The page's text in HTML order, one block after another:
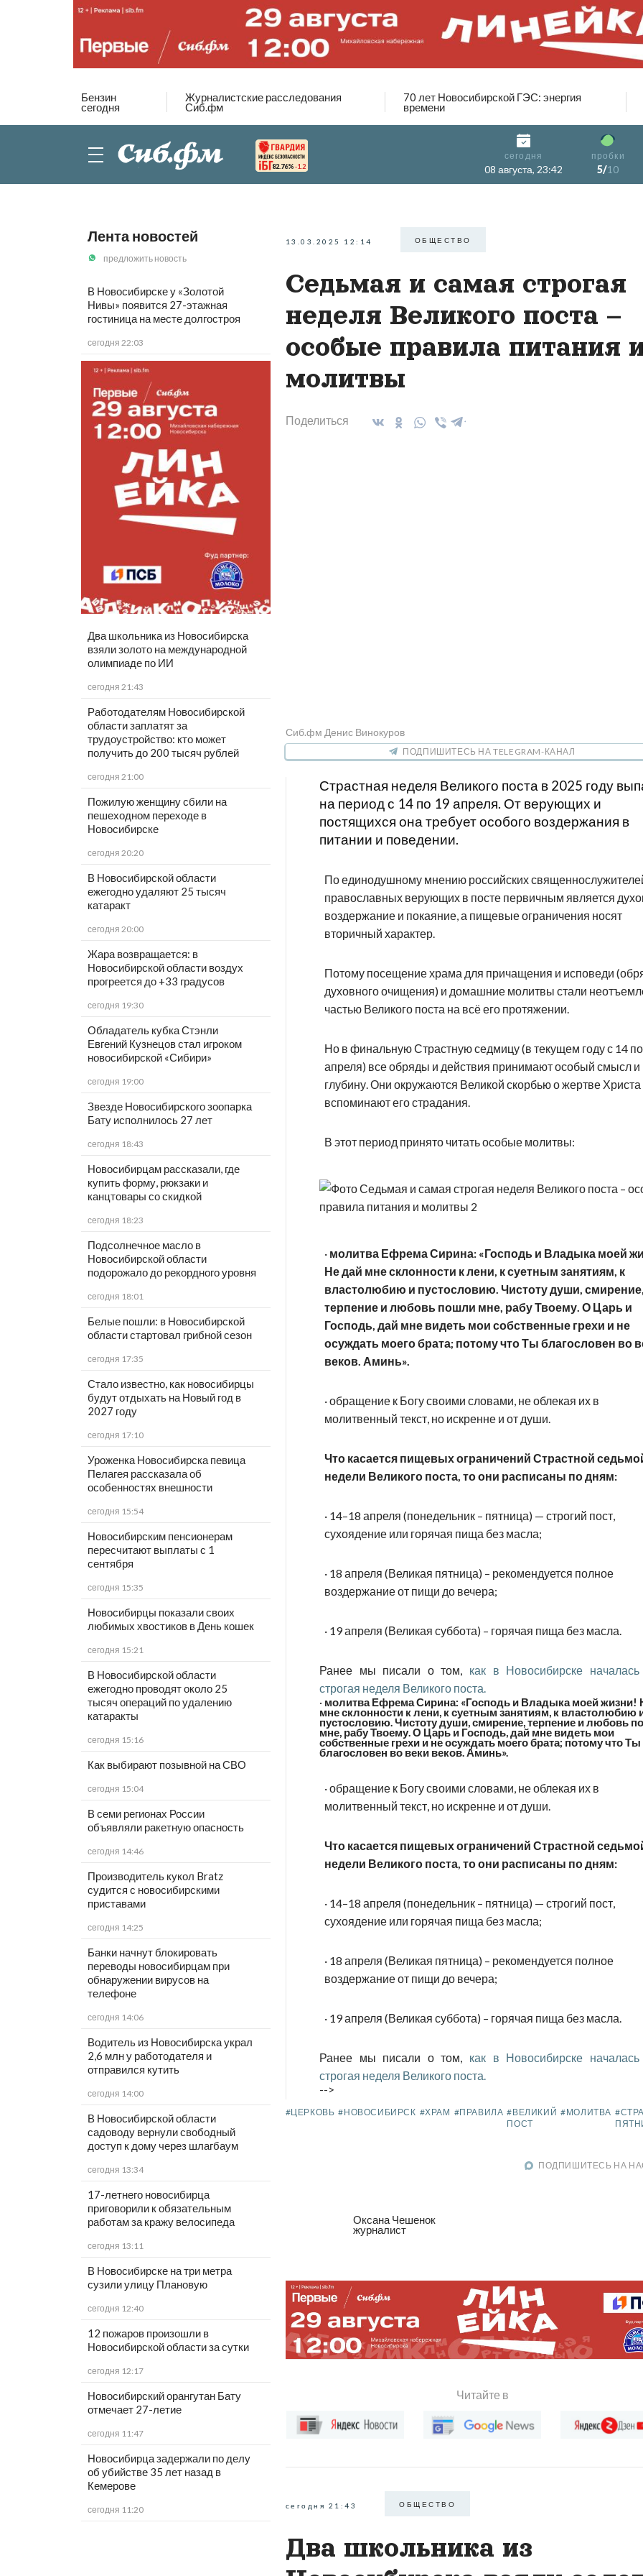
Бензин
сегодня
Журналистские расследования
Сиб.фм
70 лет Новосибирской ГЭС: энергия
времени
82.76% -1.2
сегодня
08 августа, 23:42
пробки
5/10
Лента новостей
предложить новость
В Новосибирске у «Золотой
Нивы» появится 27-этажная
гостиница на месте долгостроя
сегодня 22:03
Два школьника из Новосибирска
взяли золото на международной
олимпиаде по ИИ
сегодня 21:43
Работодателям Новосибирской
области заплатят за
трудоустройство: кто может
получить до 200 тысяч рублей
сегодня 21:00
Пожилую женщину сбили на
пешеходном переходе в
Новосибирске
сегодня 20:20
В Новосибирской области
ежегодно удаляют 25 тысяч
катаракт
сегодня 20:00
Жара возвращается: в
Новосибирской области воздух
прогреется до +33 градусов
сегодня 19:30
Обладатель кубка Стэнли
Евгений Кузнецов стал игроком
новосибирской «Сибири»
сегодня 19:00
Звезде Новосибирского зоопарка
Бату исполнилось 27 лет
сегодня 18:43
Новосибирцам рассказали, где
купить форму, рюкзаки и
канцтовары со скидкой
сегодня 18:23
Подсолнечное масло в
Новосибирской области
подорожало до рекордного уровня
сегодня 18:01
Белые пошли: в Новосибирской
области стартовал грибной сезон
сегодня 17:35
Стало известно, как новосибирцы
будут отдыхать на Новый год в
2027 году
сегодня 17:10
Уроженка Новосибирска певица
Пелагея рассказала об
особенностях внешности
сегодня 15:54
Новосибирским пенсионерам
пересчитают выплаты с 1
сентября
сегодня 15:35
Новосибирцы показали своих
любимых хвостиков в День кошек
сегодня 15:21
В Новосибирской области
ежегодно проводят около 25
тысяч операций по удалению
катаракты
сегодня 15:16
Как выбирают позывной на СВО
сегодня 15:04
В семи регионах России
объявляли ракетную опасность
сегодня 14:46
Производитель кукол Bratz
судится с новосибирскими
приставами
сегодня 14:25
Банки начнут блокировать
переводы новосибирцам при
обнаружении вирусов на
телефоне
сегодня 14:06
Водитель из Новосибирска украл
2,6 млн у работодателя и
отправился кутить
сегодня 14:00
В Новосибирской области
садоводу вернули свободный
доступ к дому через шлагбаум
сегодня 13:34
17-летнего новосибирца
приговорили к обязательным
работам за кражу велосипеда
сегодня 13:11
В Новосибирске на три метра
сузили улицу Плановую
сегодня 12:40
12 пожаров произошли в
Новосибирской области за сутки
сегодня 12:17
Новосибирский орангутан Бату
отмечает 27-летие
сегодня 11:47
Новосибирца задержали по делу
об убийстве 35 лет назад в
Кемерове
сегодня 11:20
13.03.2025 12:14 ОБЩЕСТВО
Седьмая и самая строгая
неделя Великого поста –
особые правила питания
молитвы
Поделиться
Сиб.фм Денис Винокуров
ПОДПИШИТЕСЬ НА TELEGRAM-КАНАЛ
Страстная неделя Великого поста в 2025 году
на период с 14 по 19 апреля. От верующих и
постящихся она требует особого воздержания в
питании и поведении.
По единодушному мнению российских
православных верующих в посте первичным является
воздержание и покаяние, а пищевые ограничения носят
вторичный характер.
Потому посещение храма для причащения и исповеди
духовного очищения) и домашние молитвы стали
частью Великого поста на всё его протяжении.
Но в финальную Страстную седмицу (в текущем году с 14
апреля) все обряды и действия принимают особый смысл и
глубину. Они окружаются Великой скорбью о жертве Христа
вспоминают его страдания.
В этот период принято читать особые молитвы:
· молитва Ефрема Сирина: «Господь и Владыка моей
Не дай мне склонности к лени, к суетным занятиям, к
властолюбию и пустословию. Чистоту души, смирение,
терпение и любовь пошли мне, рабу Твоему. О Царь и
Господь, дай мне видеть мои собственные грехи и не
осуждать моего брата; потому что Ты благословен во
веков. Аминь».
·обращение к Богу своими словами, не облекая их в
молитвенный текст, но искренне и от души.
Что касается пищевых ограничений Страстной
недели Великого поста, то они расписаны по дням:
· 14–18 апреля (понедельник – пятница) — строгий пост,
сухоядение или горячая пища без масла;
· 18 апреля (Великая пятница) – рекомендуется полное
воздержание от пищи до вечера;
· 19 апреля (Великая суббота) – горячая пища без масла.
Ранее мы писали о том, как в Новосибирске
строгая неделя Великого поста.
· молитва Ефрема Сирина: «Господь и Владыка моей жизни!
мне склонности к лени, к суетным занятиям, к властолюбию
пустословию. Чистоту души, смирение, терпение и любовь
мне, рабу Твоему. О Царь и Господь, дай мне видеть мои
собственные грехи и не осуждать моего брата; потому что Ты
благословен во веки веков. Аминь».
·обращение к Богу своими словами, не облекая их в
молитвенный текст, но искренне и от души.
Что касается пищевых ограничений Страстной
недели Великого поста, то они расписаны по дням:
· 14–18 апреля (понедельник – пятница) — строгий пост,
сухоядение или горячая пища без масла;
· 18 апреля (Великая пятница) – рекомендуется полное
воздержание от пищи до вечера;
· 19 апреля (Великая суббота) – горячая пища без масла.
Ранее мы писали о том, как в Новосибирске
строгая неделя Великого поста.
-->
#ЦЕРКОВЬ #НОВОСИБИРСК #ХРАМ #ПРАВИЛА #ВЕЛИКИЙ
ПОСТ
#МОЛИТВА
ПОДПИШИТЕСЬ НА
Оксана Чешенок
журналист
Читайте в
сегодня 21:43 ОБЩЕСТВО
Два школьника из